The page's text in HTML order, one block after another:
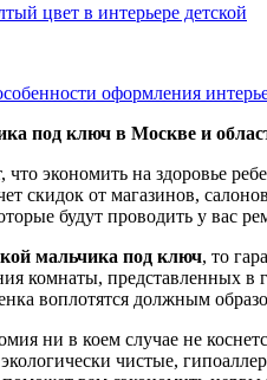
цвет в интерьере детской
оформления
под ключ в Москве и
экономить на здоровье
скидок от магазинов,
будут проводить у вас
мальчика под ключ, то
комнаты, представленных
воплотятся должным
ни в коем случае не
чистые,